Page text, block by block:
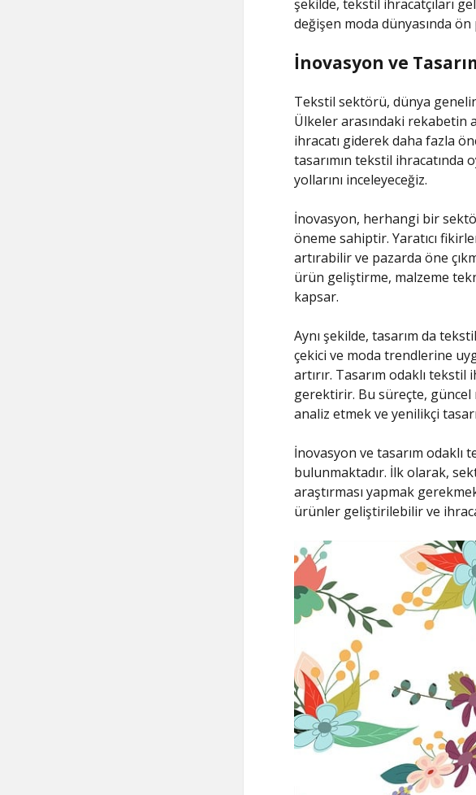
şekilde, tekstil ihracatçıları
değişen moda dünyasında
İnovasyon ve
Tekstil sektörü, dünya
Ülkeler arasındaki rekabetin
ihracatı giderek daha fazla
tasarımın tekstil ihracatında
yollarını inceleyeceğiz.
İnovasyon, herhangi bir
öneme sahiptir. Yaratıcı
artırabilir ve pazarda öne
ürün geliştirme, malzeme
kapsar.
Aynı şekilde, tasarım da
çekici ve moda trendlerine
artırır. Tasarım odaklı
gerektirir. Bu süreçte, güncel
analiz etmek ve yenilikçi
İnovasyon ve tasarım odaklı
bulunmaktadır. İlk olarak,
araştırması yapmak
ürünler geliştirilebilir ve